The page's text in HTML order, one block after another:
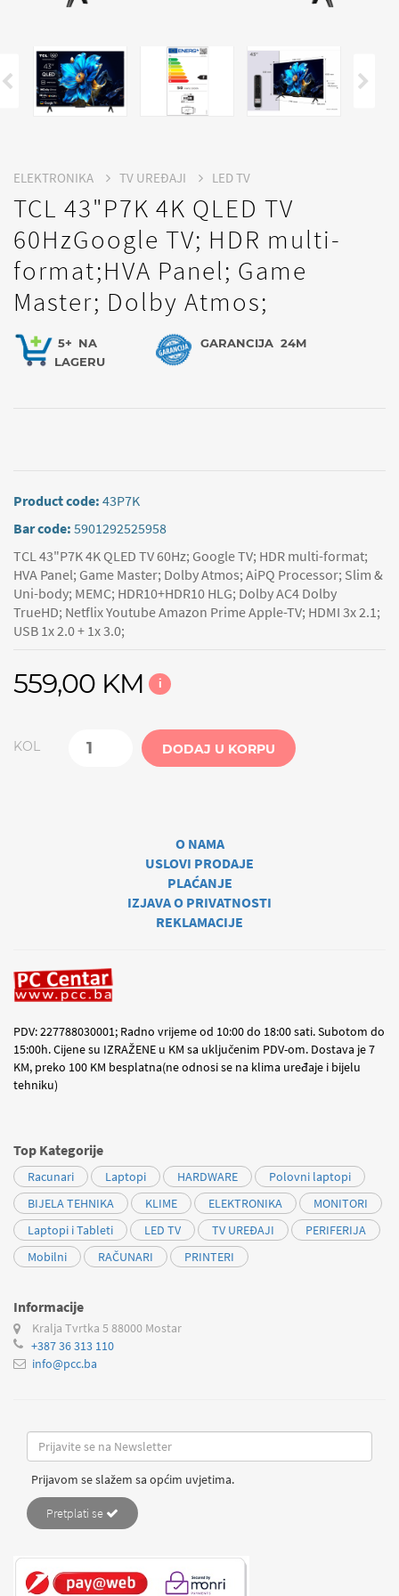
ELEKTRONIKA TV UREĐAJI LED TV
TCL 43"P7K 4K QLED TV
60HzGoogle TV; HDR multi-
format;HVA Panel; Game
Master; Dolby Atmos;
5+ NA
LAGERU
GARANCIJA 24M
Product code: 43P7K
Bar code: 5901292525958
TCL 43"P7K 4K QLED TV 60Hz; Google TV; HDR multi-format;
HVA Panel; Game Master; Dolby Atmos; AiPQ Processor; Slim &
Uni-body; MEMC; HDR10+HDR10 HLG; Dolby AC4 Dolby
TrueHD; Netflix Youtube Amazon Prime Apple-TV; HDMI 3x 2.1;
USB 1x 2.0 + 1x 3.0;
559,00 KM i
KOL DODAJ U KORPU
O NAMA
USLOVI PRODAJE
PLAĆANJE
IZJAVA O PRIVATNOSTI
REKLAMACIJE
PDV: 227788030001; Radno vrijeme od 10:00 do 18:00 sati. Subotom do
15:00h. Cijene su IZRAŽENE u KM sa uključenim PDV-om. Dostava je 7
KM, preko 100 KM besplatna(ne odnosi se na klima uređaje i bijelu
tehniku)
Top Kategorije
Racunari Laptopi HARDWARE
Polovni laptopi
BIJELA TEHNIKA
KLIME ELEKTRONIKA
MONITORI
Laptopi i Tableti
LED TV TV UREĐAJI
PERIFERIJA
Mobilni
RAČUNARI PRINTERI
Informacije
Kralja Tvrtka 5 88000 Mostar
+387 36 313 110
info@pcc.ba
Prijavom se slažem sa općim uvjetima.
Pretplati se